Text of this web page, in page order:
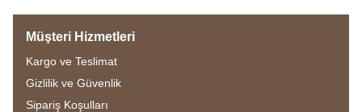
Müşteri Hizmetleri
Kargo ve Teslimat
Gizlilik ve Güvenlik
Sipariş Koşulları